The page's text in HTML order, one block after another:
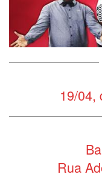
19/04,
Rua